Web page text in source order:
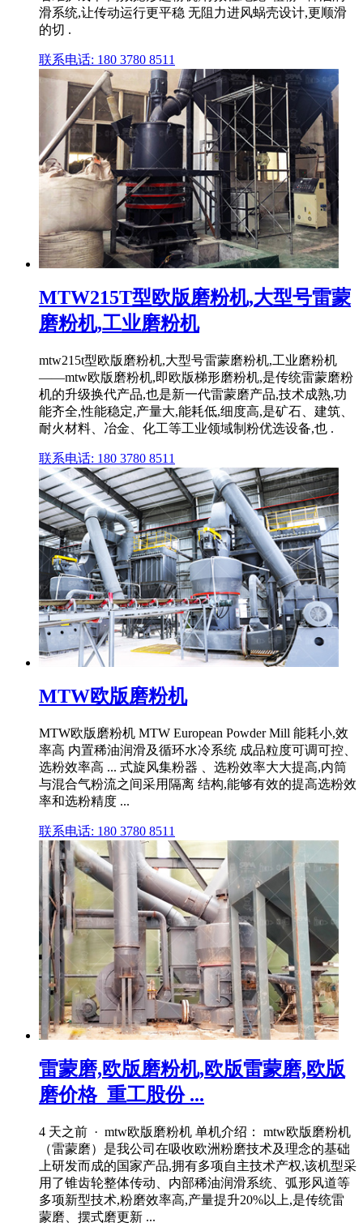
滑系统,让传动运行更平稳 无阻力进风蜗壳设计,更顺滑
的切 .
联系电话: 180 3780 8511
MTW215T型欧版磨粉机,大型号雷蒙
磨粉机,工业磨粉机
mtw215t型欧版磨粉机,大型号雷蒙磨粉机,工业磨粉机
——mtw欧版磨粉机,即欧版梯形磨粉机,是传统雷蒙磨粉
机的升级换代产品,也是新一代雷蒙磨产品,技术成熟,功
能齐全,性能稳定,产量大,能耗低,细度高,是矿石、建筑、
耐火材料、冶金、化工等工业领域制粉优选设备,也 .
联系电话: 180 3780 8511
MTW欧版磨粉机
MTW欧版磨粉机 MTW European Powder Mill 能耗小,效
率高 内置稀油润滑及循环水冷系统 成品粒度可调可控、
选粉效率高 ... 式旋风集粉器 、选粉效率大大提高,内筒
与混合气粉流之间采用隔离 结构,能够有效的提高选粉效
率和选粉精度 ...
联系电话: 180 3780 8511
雷蒙磨,欧版磨粉机,欧版雷蒙磨,欧版
磨价格_重工股份 ...
4 天之前 · mtw欧版磨粉机 单机介绍： mtw欧版磨粉机
（雷蒙磨）是我公司在吸收欧洲粉磨技术及理念的基础
上研发而成的国家产品,拥有多项自主技术产权,该机型采
用了锥齿轮整体传动、内部稀油润滑系统、弧形风道等
多项新型技术,粉磨效率高,产量提升20%以上,是传统雷
蒙磨、摆式磨更新 ...